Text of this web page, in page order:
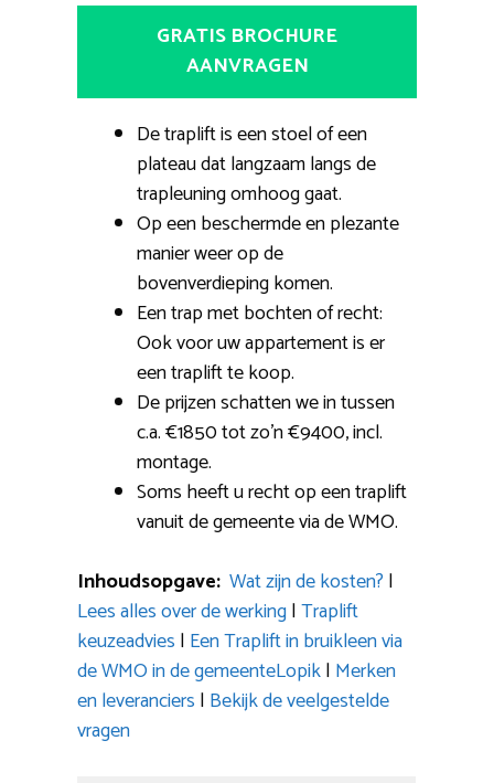
GRATIS BROCHURE
AANVRAGEN
De traplift is een stoel of een
plateau dat langzaam langs de
trapleuning omhoog gaat.
Op een beschermde en plezante
manier weer op de
bovenverdieping komen.
Een trap met bochten of recht:
Ook voor uw appartement is er
een traplift te koop.
De prijzen schatten we in tussen
c.a. €1850 tot zo’n €9400, incl.
montage.
Soms heeft u recht op een traplift
vanuit de gemeente via de WMO.
Inhoudsopgave: Wat zijn de kosten? |
Lees alles over de werking|Traplift
keuzeadvies | Een Traplift in bruikleen via
de WMO in de gemeenteLopik| Merken
en leveranciers | Bekijk de veelgestelde
vragen